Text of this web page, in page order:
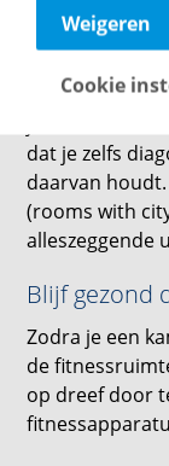
Comfort in
kamer. De
dat je zelfs
daarvan
(rooms with
alleszeggende
Blijf gezond
Zodra je een
de
op dreef door
Weigeren
Cookie